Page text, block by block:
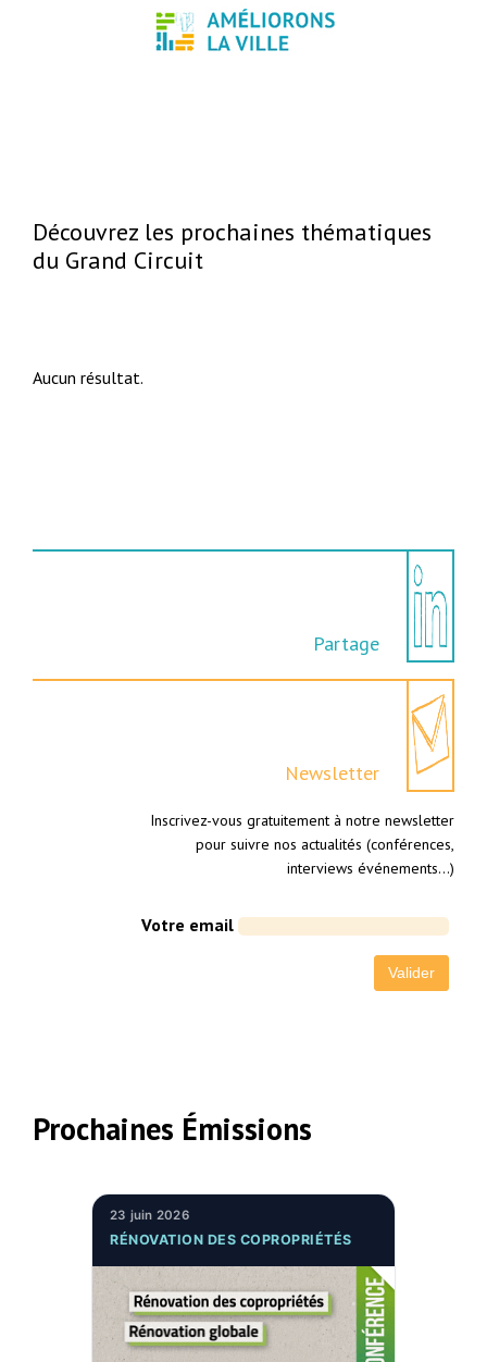
Découvrez les prochaines thématiques
du Grand Circuit
Aucun résultat.
Partage
Newsletter
Inscrivez-vous gratuitement à notre newsletter
pour suivre nos actualités (conférences,
interviews événements…)
Votre email
Prochaines Émissions
23 juin 2026
RÉNOVATION DES COPROPRIÉTÉS